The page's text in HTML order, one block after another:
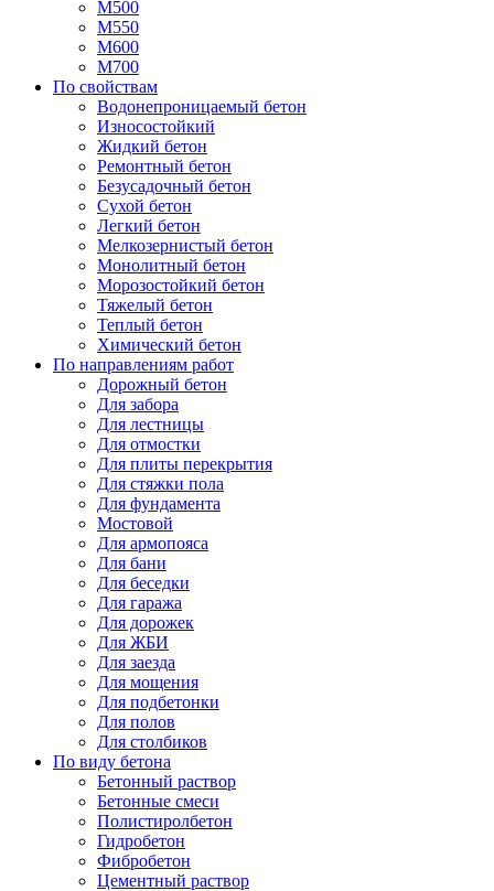
М500
М550
М600
М700
По свойствам
Водонепроницаемый бетон
Износостойкий
Жидкий бетон
Ремонтный бетон
Безусадочный бетон
Сухой бетон
Легкий бетон
Мелкозернистый бетон
Монолитный бетон
Морозостойкий бетон
Тяжелый бетон
Теплый бетон
Химический бетон
По направлениям работ
Дорожный бетон
Для забора
Для лестницы
Для отмостки
Для плиты перекрытия
Для стяжки пола
Для фундамента
Мостовой
Для армопояса
Для бани
Для беседки
Для гаража
Для дорожек
Для ЖБИ
Для заезда
Для мощения
Для подбетонки
Для полов
Для столбиков
По виду бетона
Бетонный раствор
Бетонные смеси
Полистиролбетон
Гидробетон
Фибробетон
Цементный раствор